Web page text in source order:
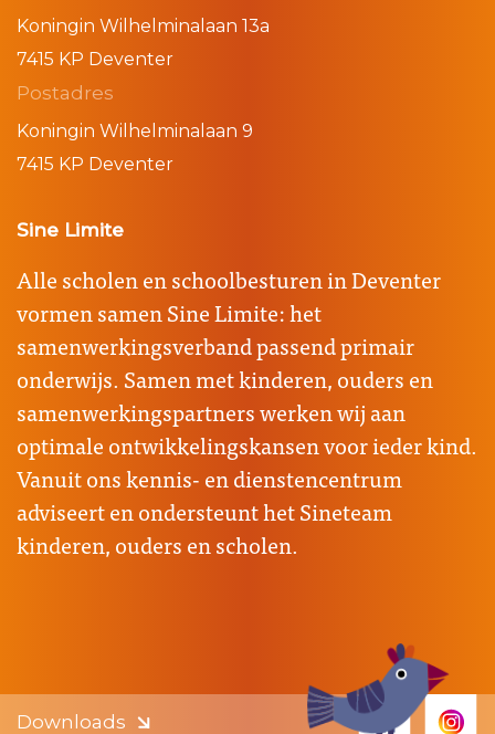
Koningin Wilhelminalaan 13a
7415 KP Deventer
Postadres
Koningin Wilhelminalaan 9
7415 KP Deventer
Sine Limite
Alle scholen en schoolbesturen in Deventer
vormen samen Sine Limite: het
samenwerkingsverband passend primair
onderwijs. Samen met kinderen, ouders en
samenwerkingspartners werken wij aan
optimale ontwikkelingskansen voor ieder kind.
Vanuit ons kennis- en dienstencentrum
adviseert en ondersteunt het Sineteam
kinderen, ouders en scholen.
Downloads